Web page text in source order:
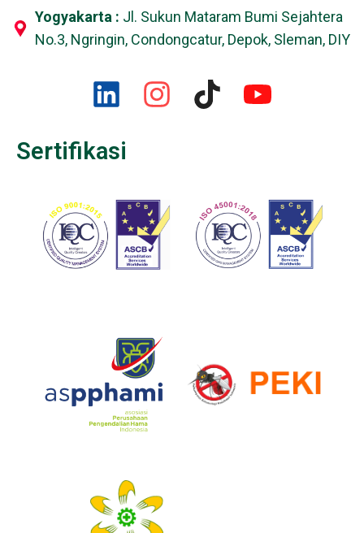
Yogyakarta : Jl. Sukun Mataram Bumi Sejahtera
No.3, Ngringin, Condongcatur, Depok, Sleman, DIY
Sertifikasi